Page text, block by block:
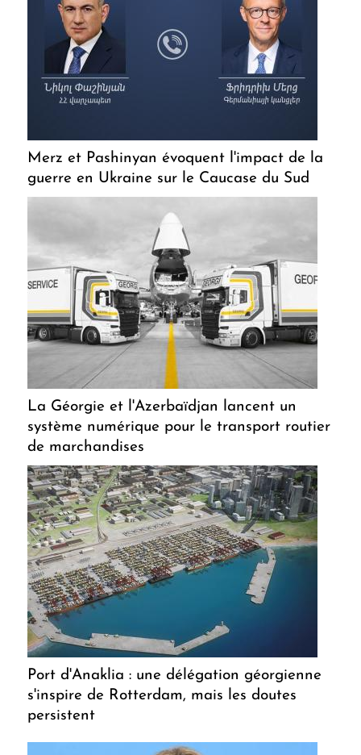
Merz et Pashinyan évoquent l'impact de la
guerre en Ukraine sur le Caucase du Sud
La Géorgie et l'Azerbaïdjan lancent un
système numérique pour le transport routier
de marchandises
Port d'Anaklia : une délégation géorgienne
s'inspire de Rotterdam, mais les doutes
persistent